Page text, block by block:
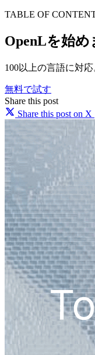
TABLE OF
OpenLを始め
100以上の言語に対
無料で試す
Share this post
Share this post on X